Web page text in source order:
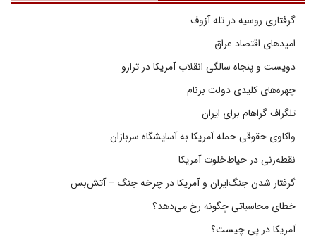
گرفتاری روسیه در تله آزوف
امیدهای اقتصاد عراق
دویست و پنجاه سالگی انقلاب آمریکا در ترازو
چهره‌های کلیدی دولت برنام
تلگراف گراهام برای ایران
واکاوی حقوقی حمله آمریکا به آسایشگاه سربازان
نقطه‌زنی در حیاط‌خلوت آمریکا
گرفتار شدن جنگ‌ایران و آمریکا در چرخه جنگ – آتش‌بس
خطای محاسباتی چگونه رخ می‌دهد؟
آمریکا در پی چیست؟